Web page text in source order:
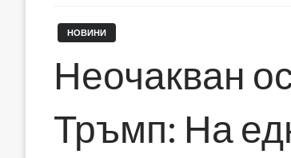
НОВИНИ
Неочакван
Тръмп: На